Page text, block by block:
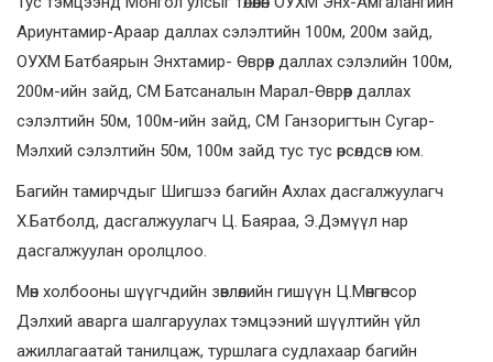
Ариунтамир-Араар даллах сэлэлтийн 100м, 200м зайд,
ОУХМ Батбаярын Энхтамир- Өврөөр даллах сэлэлийн 100м,
200м-ийн зайд, СМ Батсаналын Марал-Өврөөр даллах
сэлэлтийн 50м, 100м-ийн зайд, СМ Ганзоригтын Сугар-
Мэлхий сэлэлтийн 50м, 100м зайд тус тус өрсөлдсөн юм.
Багийн тамирчдыг Шигшээ багийн Ахлах дасгалжуулагч
Х.Батболд, дасгалжуулагч Ц. Баяраа, Э.Дэмүүл нар
дасгалжуулан оролцлоо.
Мөн холбооны шүүгчдийн зөвлөлийн гишүүн Ц.Мөнгөнсор
Дэлхий аварга шалгаруулах тэмцээний шүүлтийн үйл
ажиллагаатай танилцаж, туршлага судлахаар багийн